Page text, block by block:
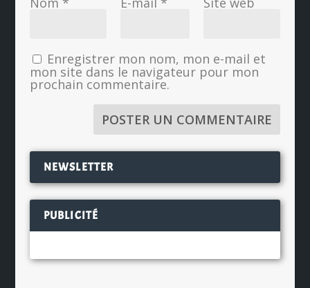
Enregistrer mon nom, mon e-mail et
mon site dans le navigateur pour mon
prochain commentaire.
NEWSLETTER
PUBLICITÉ